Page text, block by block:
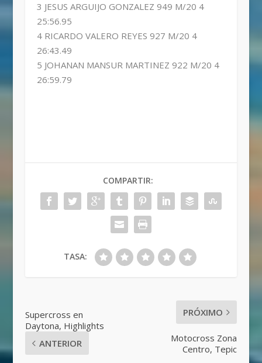
3 JESUS ARGUIJO GONZALEZ 949 M/20 4
25:56.95
4 RICARDO VALERO REYES 927 M/20 4
26:43.49
5 JOHANAN MANSUR MARTINEZ 922 M/20 4
26:59.79
COMPARTIR:
TASA:
Supercross en
Daytona, Highlights
ANTERIOR
PRÓXIMO
Motocross Zona
Centro, Tepic